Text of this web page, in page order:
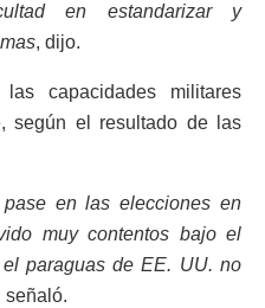
en estandarizar y
, dijo.
capacidades militares
según el resultado de las
en las elecciones en
muy contentos bajo el
paraguas de EE. UU. no
señaló.